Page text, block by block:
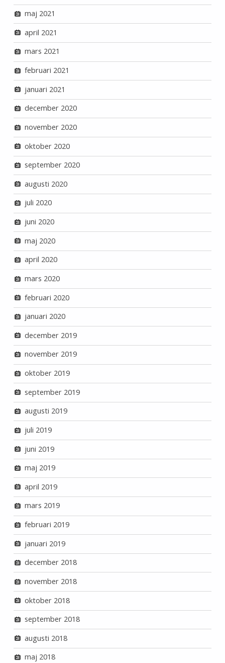
maj 2021
april 2021
mars 2021
februari 2021
januari 2021
december 2020
november 2020
oktober 2020
september 2020
augusti 2020
juli 2020
juni 2020
maj 2020
april 2020
mars 2020
februari 2020
januari 2020
december 2019
november 2019
oktober 2019
september 2019
augusti 2019
juli 2019
juni 2019
maj 2019
april 2019
mars 2019
februari 2019
januari 2019
december 2018
november 2018
oktober 2018
september 2018
augusti 2018
maj 2018